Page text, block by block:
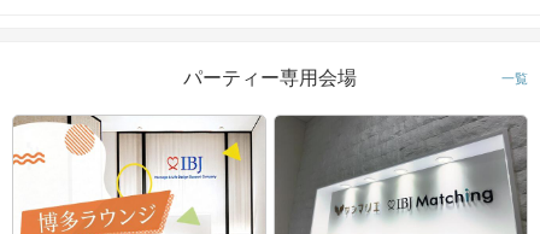
パーティー専用会場 一覧